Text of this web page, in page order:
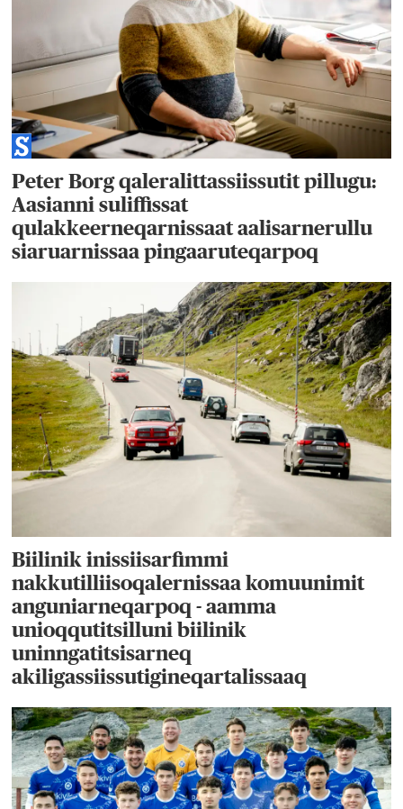
Peter Borg qaleralittassiissutit pillugu:
Aasianni suliffissat
qulakkeerneqarnissaat aalisarnerullu
siaruarnissaa pingaaruteqarpoq
Biilinik inissiisarfimmi
nakkutilliisoqalernissaa komuunimit
anguniarneqarpoq - aamma
unioqqutitsilluni biilinik
uninngatitsisarneq
akiligassiissutigineqartalissaaq